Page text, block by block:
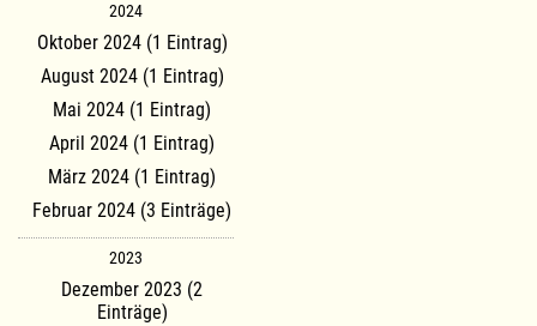
2024
Oktober 2024 (1 Eintrag)
August 2024 (1 Eintrag)
Mai 2024 (1 Eintrag)
April 2024 (1 Eintrag)
März 2024 (1 Eintrag)
Februar 2024 (3 Einträge)
2023
Dezember 2023 (2
Einträge)